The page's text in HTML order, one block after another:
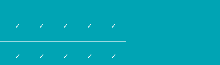
✓ ✓ ✓ ✓ ✓
✓ ✓ ✓ ✓ ✓